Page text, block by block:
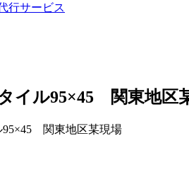
行サービス
イル95×45 関東地区